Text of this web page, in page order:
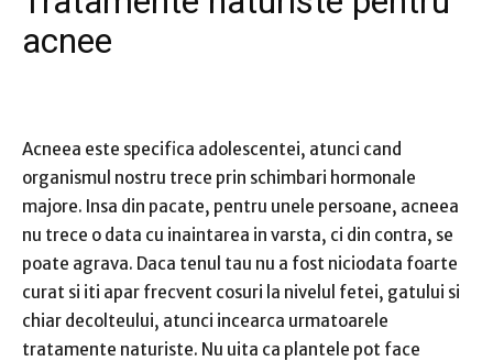
acnee
Acneea este specifica adolescentei, atunci cand
organismul nostru trece prin schimbari hormonale
majore. Insa din pacate, pentru unele persoane, acneea
nu trece o data cu inaintarea in varsta, ci din contra, se
poate agrava. Daca tenul tau nu a fost niciodata foarte
curat si iti apar frecvent cosuri la nivelul fetei, gatului si
chiar decolteului, atunci incearca urmatoarele
tratamente naturiste. Nu uita ca plantele pot face